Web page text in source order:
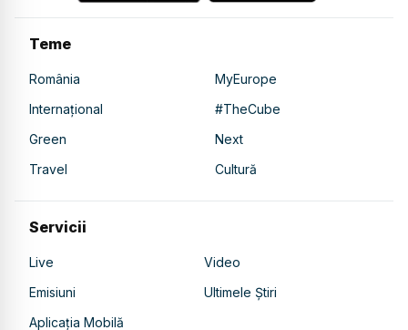
Teme
România
MyEurope
Internațional
#TheCube
Green
Next
Travel
Cultură
Servicii
Live
Video
Emisiuni
Ultimele Știri
Aplicația Mobilă